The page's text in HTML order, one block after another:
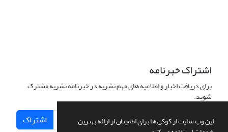
این وب سایت از کوکی ها برای اطمینان از ارائه بهترین
اشتراک خبرنامه
برای دریافت اخبار و اطلاعیه های مهم نشریه در خبرنامه نشریه مشترک
شوید.
اشتراک